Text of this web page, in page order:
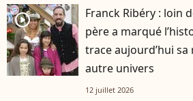
player2
Franck Ribéry : loin
père a marqué
trace aujourd’hui
autre univers
12 juillet 2026